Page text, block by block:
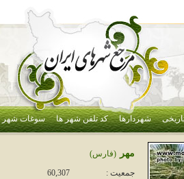
شهردارها کد تلفن شهر ها سوغات شهر
مهر
(فارس)
جمعیت :
60,307